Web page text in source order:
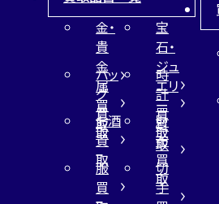
金・
貴
金
属
買
取
宝
石・
ジュ
エリ
ー
買
取
バッ
グ
買
取
時
計
買
取
お酒
買
取
財
布
買
取
服
買
切
手